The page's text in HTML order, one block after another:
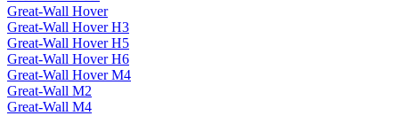
Great-Wall Hover
Great-Wall Hover H3
Great-Wall Hover H5
Great-Wall Hover H6
Great-Wall Hover M4
Great-Wall M2
Great-Wall M4